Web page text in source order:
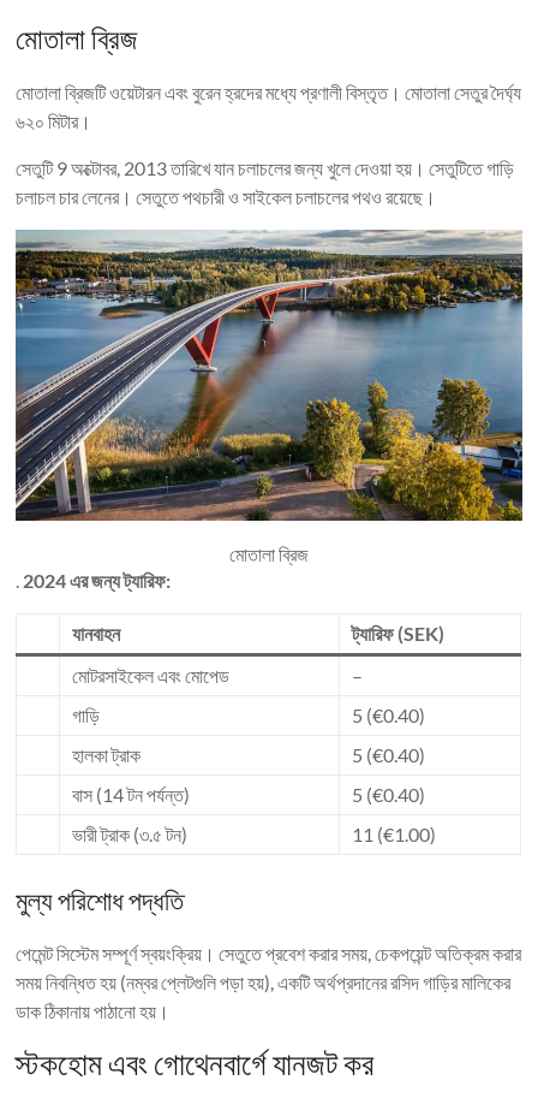
মোতালা ব্রিজ
মোতালা ব্রিজটি ওয়েটারন এবং বুরেন হ্রদের মধ্যে প্রণালী বিস্তৃত। মোতালা সেতুর দৈর্ঘ্য
৬২০ মিটার।
সেতুটি 9 অক্টোবর, 2013 তারিখে যান চলাচলের জন্য খুলে দেওয়া হয়। সেতুটিতে গাড়ি
চলাচল চার লেনের। সেতুতে পথচারী ও সাইকেল চলাচলের পথও রয়েছে।
মোতালা ব্রিজ
. 2024 এর জন্য ট্যারিফ:
যানবাহন
ট্যারিফ (SEK)
মোটরসাইকেল এবং মোপেড
–
গাড়ি
5 (€0.40)
হালকা ট্রাক
5 (€0.40)
বাস (14 টন পর্যন্ত)
5 (€0.40)
ভারী ট্রাক (৩.৫ টন)
11 (€1.00)
মুল্য পরিশোধ পদ্ধতি
পেমেন্ট সিস্টেম সম্পূর্ণ স্বয়ংক্রিয়। সেতুতে প্রবেশ করার সময়, চেকপয়েন্ট অতিক্রম করার
সময় নিবন্ধিত হয় (নম্বর প্লেটগুলি পড়া হয়), একটি অর্থপ্রদানের রসিদ গাড়ির মালিকের
ডাক ঠিকানায় পাঠানো হয়।
স্টকহোম এবং গোথেনবার্গে যানজট কর